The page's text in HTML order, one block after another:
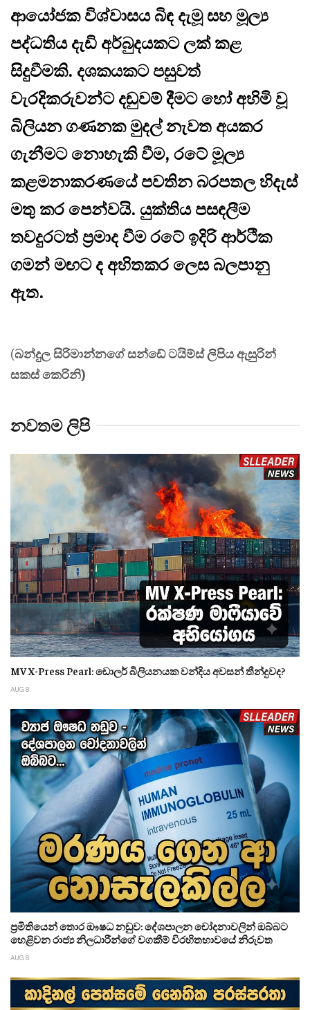
ආයෝජක විශ්වාසය බිඳ දැමූ සහ මූල්‍ය
පද්ධතිය දැඩි අර්බුදයකට ලක් කළ
සිදුවීමකි. දශකයකට පසුවත්
වැරදිකරුවන්ට දඬුවම් දීමට හෝ අහිමි වූ
බිලියන ගණනක මුදල් නැවත අයකර
ගැනීමට නොහැකි වීම, රටේ මූල්‍ය
කළමනාකරණයේ පවතින බරපතල හිදැස්
මතු කර පෙන්වයි. යුක්තිය පසඳලීම
තවදුරටත් ප්‍රමාද වීම රටේ ඉදිරි ආර්ථික
ගමන් මඟට ද අහිතකර ලෙස බලපානු
ඇත.
(බන්දුල සිරිමාන්නගේ සන්ඩේ ටයිම්ස් ලිපිය ඇසුරින්
සකස් කෙරිනි)
නවතම ලිපි
MV X-Press Pearl: ඩොලර් බිලියනයක වන්දිය අවසන් තීන්දුවද?
AUG 8
ප්‍රමිතියෙන් තොර ඖෂධ නඩුව: දේශපාලන චෝදනාවලින් ඔබ්බට
හෙළිවන රාජ්‍ය නිලධාරීන්ගේ වගකීම් විරහිතභාවයේ නිරුවත
AUG 8